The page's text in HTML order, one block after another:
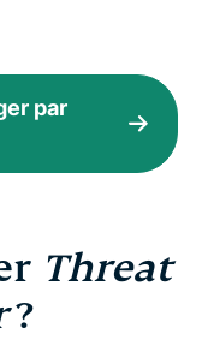
par
Threat
?